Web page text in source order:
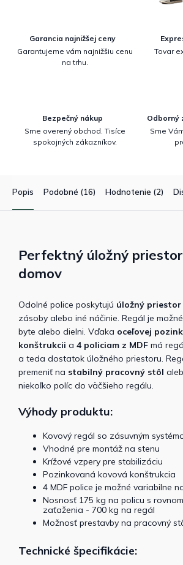
Garancia najnižšej ceny
Garantujeme vám najnižšiu cenu
na trhu.
Tovar
Bezpečný nákup
Sme overený obchod. Tisíce
spokojných zákazníkov.
Odborný
Sme
Popis Podobné (16) Hodnotenie (2)
Perfektný úložný
domov
Odolné police poskytujú úložný priestor
zásoby alebo iné náčinie. Regál je
byte alebo dielni. Vďaka oceľovej
konštrukcii a 4 policiam z MDF má
a teda dostatok úložného priestoru.
premeniť na stabilný pracovný stôl
niekoľko políc do väčšieho regálu.
Výhody produktu:
Kovový regál so zásuvným
Vhodné pre montáž na stenu
Krížové vzpery pre stabilizáciu
Pozinkovaná kovová konštrukcia
4 MDF police je možné variabilne
​​Nosnosť 175 kg na policu s
zaťaženia - 700 kg na regál
Možnosť prestavby na pracovný
Technické špecifikácie: